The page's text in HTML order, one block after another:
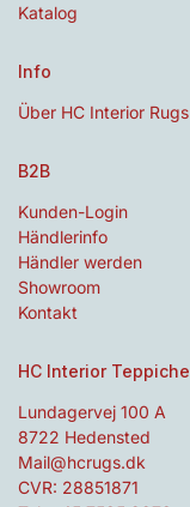
Katalog
Info
Über HC Interior Rugs
B2B
Kunden-Login
Händlerinfo
Händler werden
Showroom
Kontakt
HC Interior Teppiche
Lundagervej 100 A
8722 Hedensted
Mail@hcrugs.dk
CVR: 28851871